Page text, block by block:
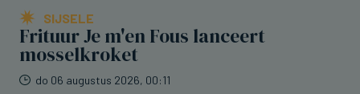
SIJSELE
Frituur Je m'en Fous lanceert
mosselkroket
do 06 augustus 2026, 00:11